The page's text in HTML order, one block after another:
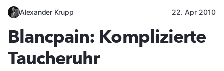
Alexander Krupp 22. Apr 2010
Blancpain: Komplizierte
Taucheruhr